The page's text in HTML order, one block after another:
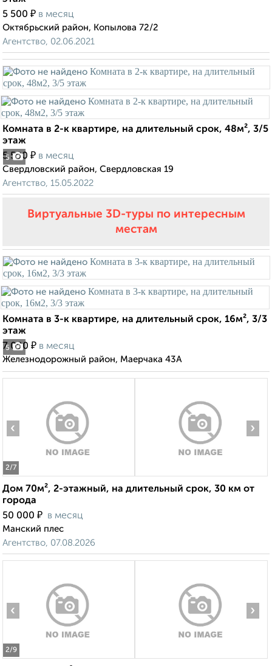
5 500 ₽ в месяц
Октябрьский район, Копылова 72/2
Агентство, 02.06.2021
5
Комната в 2-к квартире, на длительный срок, 48м², 3/5
этаж
5 500 ₽ в месяц
Свердловский район, Свердловская 19
Агентство, 15.05.2022
Виртуальные 3D-туры по интересным
местам
5
Комната в 3-к квартире, на длительный срок, 16м², 3/3
этаж
7 000 ₽ в месяц
Железнодорожный район, Маерчака 43А
2/7
‹ ›
Дом 70м², 2-этажный, на длительный срок, 30 км от
города
50 000 ₽ в месяц
Манский плес
Агентство, 07.08.2026
2/9
‹ ›